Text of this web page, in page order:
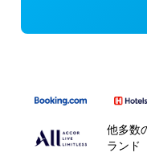
他多数
ランド